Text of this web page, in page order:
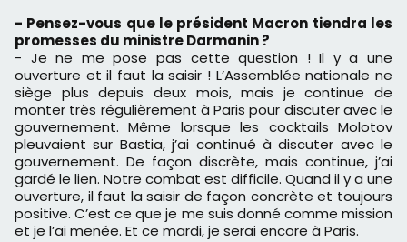
- Pensez-vous que le président Macron tiendra les
promesses du ministre Darmanin ?
- Je ne me pose pas cette question ! Il y a une
ouverture et il faut la saisir ! L’Assemblée nationale ne
siège plus depuis deux mois, mais je continue de
monter très régulièrement à Paris pour discuter avec le
gouvernement. Même lorsque les cocktails Molotov
pleuvaient sur Bastia, j’ai continué à discuter avec le
gouvernement. De façon discrète, mais continue, j’ai
gardé le lien. Notre combat est difficile. Quand il y a une
ouverture, il faut la saisir de façon concrète et toujours
positive. C’est ce que je me suis donné comme mission
et je l’ai menée. Et ce mardi, je serai encore à Paris.